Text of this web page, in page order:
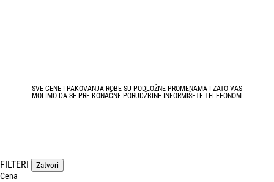
SVE CENE I PAKOVANJA ROBE SU PODLOŽNE PROMENAMA I ZATO VAS
MOLIMO DA SE PRE KONAČNE PORUDŽBINE INFORMIŠETE TELEFONOM
FILTERI Zatvori
Cena